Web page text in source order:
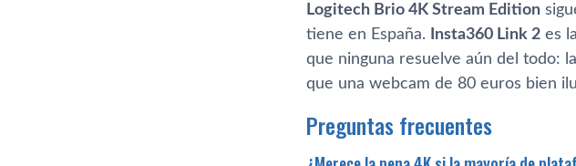
Logitech Brio 4K Stream Edition
tiene en España.
Insta360 Link 2 es
que ninguna resuelve aún del todo:
que una webcam de 80 euros bien
Preguntas frecuentes